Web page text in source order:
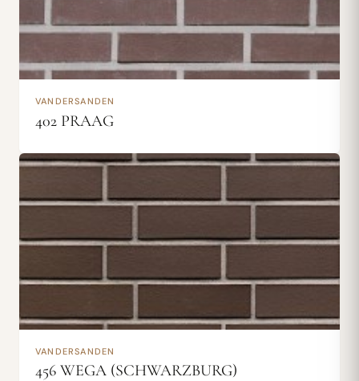
VANDERSANDEN
402 PRAAG
VANDERSANDEN
456 WEGA (SCHWARZBURG)